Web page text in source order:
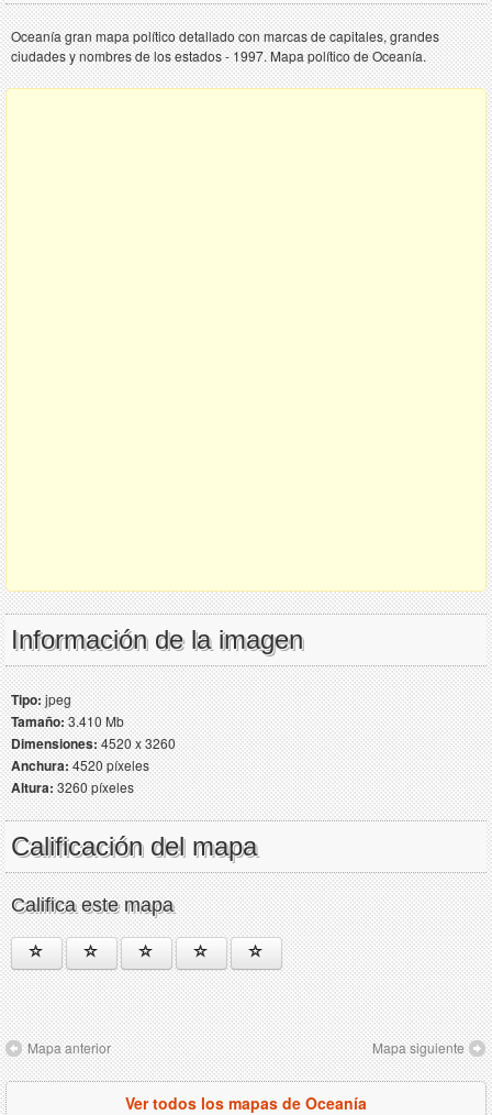
Oceanía gran mapa político detallado con marcas de capitales, grandes
ciudades y nombres de los estados - 1997. Mapa político de Oceanía.
Información de la imagen
Tipo:jpeg
Tamaño:3.410 Mb
Dimensiones:4520 x 3260
Anchura:4520 píxeles
Altura:3260 píxeles
Calificación del mapa
Califica este mapa
Mapa anterior Mapa siguiente
Ver todos los mapas de Oceanía